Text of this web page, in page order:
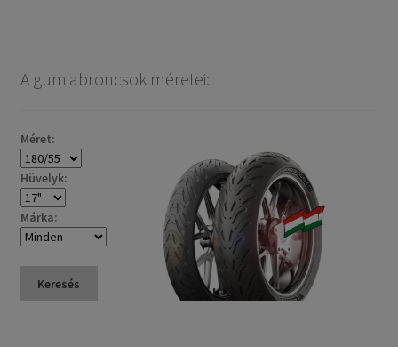
A gumiabroncsok méretei:
Méret:
Hüvelyk:
Márka:
Keresés